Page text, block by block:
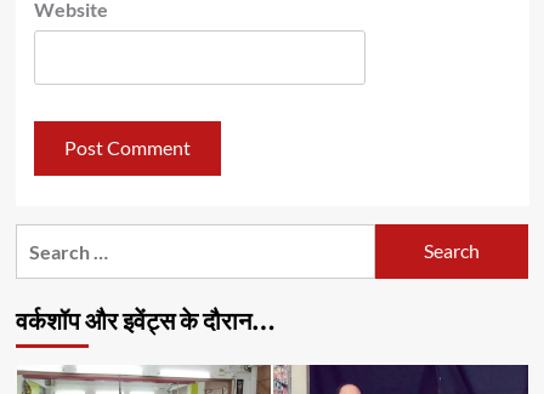
Website
वर्कशॉप और इवेंट्स के दौरान…